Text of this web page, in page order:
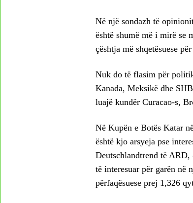
Në një sondazh të
është shumë më i mirë se
çështja më shqetësuese
Nuk do të flasim për
Kanada, Meksikë dhe
luajë kundër Curacao-s,
Në Kupën e Botës Katar
është kjo arsyeja pse
Deutschlandtrend të ARD,
të interesuar për garën
përfaqësuese prej 1,326